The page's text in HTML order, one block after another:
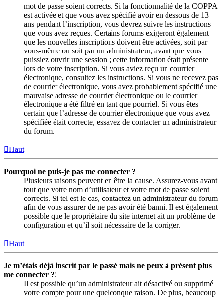
mot de passe soient corrects. Si la fonctionnalité de la COPPA
est activée et que vous avez spécifié avoir en dessous de 13
ans pendant l’inscription, vous devrez suivre les instructions
que vous avez reçues. Certains forums exigeront également
que les nouvelles inscriptions doivent être activées, soit par
vous-même ou soit par un administrateur, avant que vous
puissiez ouvrir une session ; cette information était présente
lors de votre inscription. Si vous aviez reçu un courrier
électronique, consultez les instructions. Si vous ne recevez pas
de courrier électronique, vous avez probablement spécifié une
mauvaise adresse de courrier électronique ou le courrier
électronique a été filtré en tant que pourriel. Si vous êtes
certain que l’adresse de courrier électronique que vous avez
spécifiée était correcte, essayez de contacter un administrateur
du forum.
Haut
Pourquoi ne puis-je pas me connecter ?
Plusieurs raisons peuvent en être la cause. Assurez-vous avant
tout que votre nom d’utilisateur et votre mot de passe soient
corrects. Si tel est le cas, contactez un administrateur du forum
afin de vous assurer de ne pas avoir été banni. Il est également
possible que le propriétaire du site internet ait un problème de
configuration et qu’il soit nécessaire de la corriger.
Haut
Je m’étais déjà inscrit par le passé mais ne peux à présent plus
me connecter ?!
Il est possible qu’un administrateur ait désactivé ou supprimé
votre compte pour une quelconque raison. De plus, beaucoup